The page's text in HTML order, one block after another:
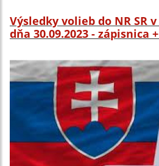
Výsledky volieb do NR SR
dňa 30.09.2023 - zápisnica